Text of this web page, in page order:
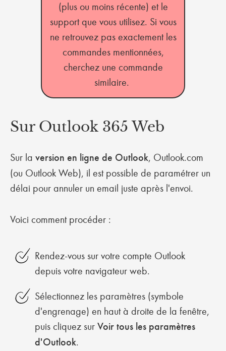
(plus ou moins récente) et le
support que vous utilisez. Si vous
ne retrouvez pas exactement les
commandes mentionnées,
cherchez une commande
similaire.
Sur Outlook 365 Web
Sur la version en ligne de Outlook, Outlook.com
(ou Outlook Web), il est possible de paramétrer un
délai pour annuler un email juste après l'envoi.
Voici comment procéder :
Rendez-vous sur votre compte Outlook
depuis votre navigateur web.
Sélectionnez les paramètres (symbole
d'engrenage) en haut à droite de la fenêtre,
puis cliquez sur Voir tous les paramètres
d'Outlook.